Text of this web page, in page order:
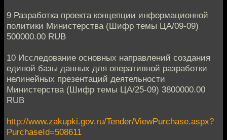
9 Разработка проекта концепции информационной
политики Министерства (Шифр темы ЦА/09-09)
500000.00 RUB
10 Исследование основных направлений создания
единой базы данных для оперативной разработки
нелинейных презентаций деятельности
Министерства (Шифр темы ЦА/25-09) 3800000.00
RUB
http://www.zakupki.gov.ru/Tender/ViewPurchase.aspx?
PurchaseId=508611